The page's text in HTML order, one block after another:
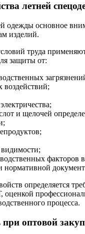
летней
одежды основное
изделий.
труда
защиты от:
воздействий;
и щелочей
факторов
нормативной
определяется
оценкой
процесса.
оптовой